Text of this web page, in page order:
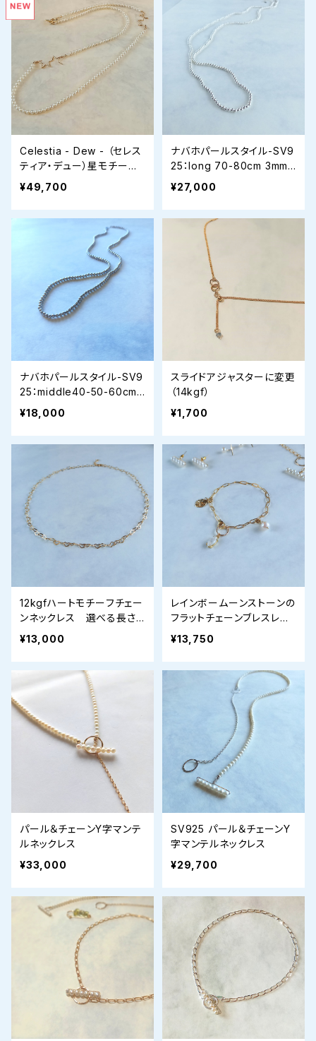
Celestia - Dew - （セレス
ティア・デュー）星モチーフ
✧ロングパールネックレス
¥49,700
ナバホパールスタイル-SV9
25：long 70-80cm 3mm
ボールチェーンネックレス
¥27,000
ナバホパールスタイル-SV9
25：middle40-50-60cm
3mmボールチェーンネック
レス
¥18,000
スライドアジャスターに変更
（14kgf）
¥1,700
12kgfハートモチーフチェー
ンネックレス 選べる長さ4
0-45cm
¥13,000
レインボームーンストーンの
フラットチェーンブレスレッ
ト
¥13,750
パール＆チェーンY字マンテ
ルネックレス
¥33,000
SV925 パール＆チェーンY
字マンテルネックレス
¥29,700